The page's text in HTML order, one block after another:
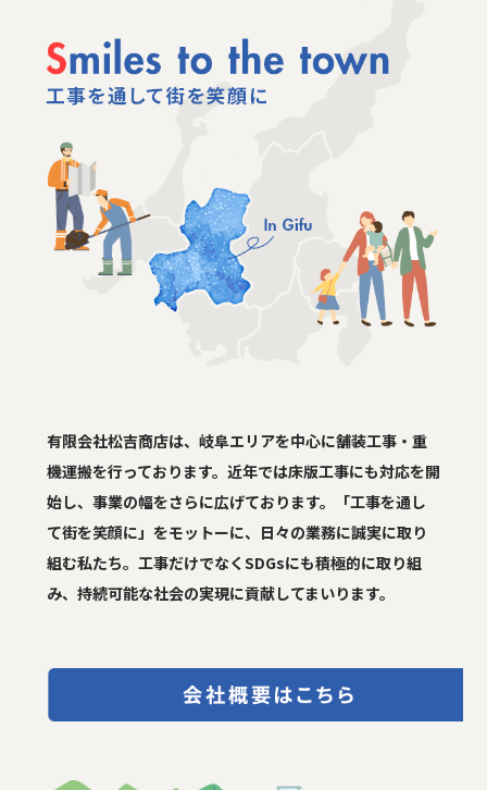
有限会社松吉商店は、岐阜エリアを中心に舗装工事・重
機運搬を行っております。近年では床版工事にも対応を開
始し、事業の幅をさらに広げております。「工事を通し
て街を笑顔に」をモットーに、日々の業務に誠実に取り
組む私たち。工事だけでなくSDGsにも積極的に取り組
み、持続可能な社会の実現に貢献してまいります。